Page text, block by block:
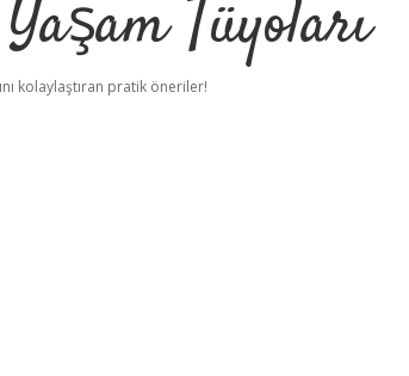
Tüyoları
kolaylaştıran pratik öneriler!